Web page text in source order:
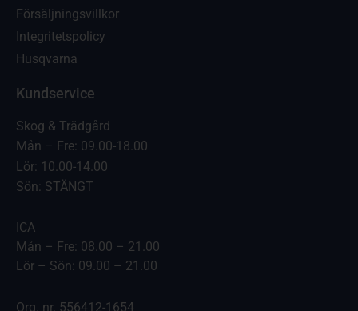
Försäljningsvillkor
Integritetspolicy
Husqvarna
Kundservice
Skog & Trädgård
Mån – Fre: 09.00-18.00
Lör: 10.00-14.00
Sön: STÄNGT
ICA
Mån – Fre: 08.00 – 21.00
Lör – Sön: 09.00 – 21.00
Org. nr. 556412-1654